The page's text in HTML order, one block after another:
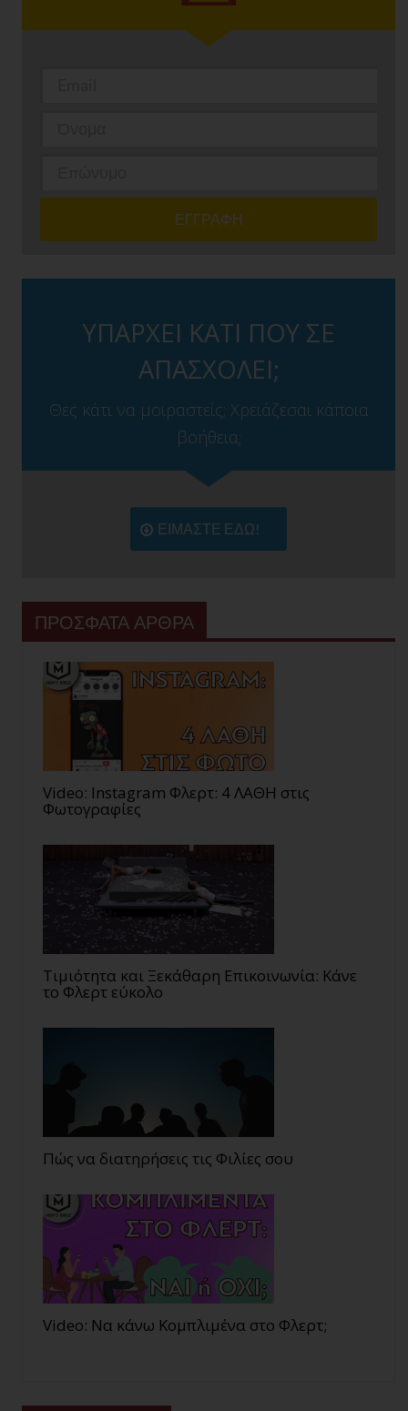
ΥΠΑΡΧΕΙ ΚΑΤΙ ΠΟΥ ΣΕ
ΑΠΑΣΧΟΛΕΙ;
Θες κάτι να μοιραστείς; Χρειάζεσαι κάποια
βοήθεια;
ΕΙΜΑΣΤΕ ΕΔΩ!
ΠΡΟΣΦΑΤΑ ΑΡΘΡΑ
Video: Instagram Φλερτ: 4 ΛΑΘΗ στις
Φωτογραφίες
Τιμιότητα και Ξεκάθαρη Επικοινωνία: Κάνε
το Φλερτ εύκολο
Πώς να διατηρήσεις τις Φιλίες σου
Video: Να κάνω Κομπλιμένα στο Φλερτ;